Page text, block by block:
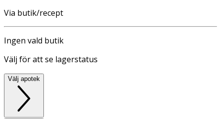
Via butik/recept
Ingen vald butik
Välj för att se lagerstatus
Välj apotek